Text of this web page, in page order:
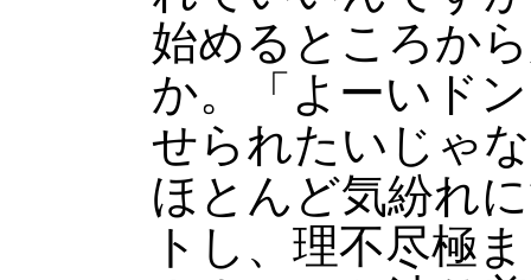
始めるところか
か。「よーいド
せられたいじゃ
ほとんど気紛れ
トし、理不尽極